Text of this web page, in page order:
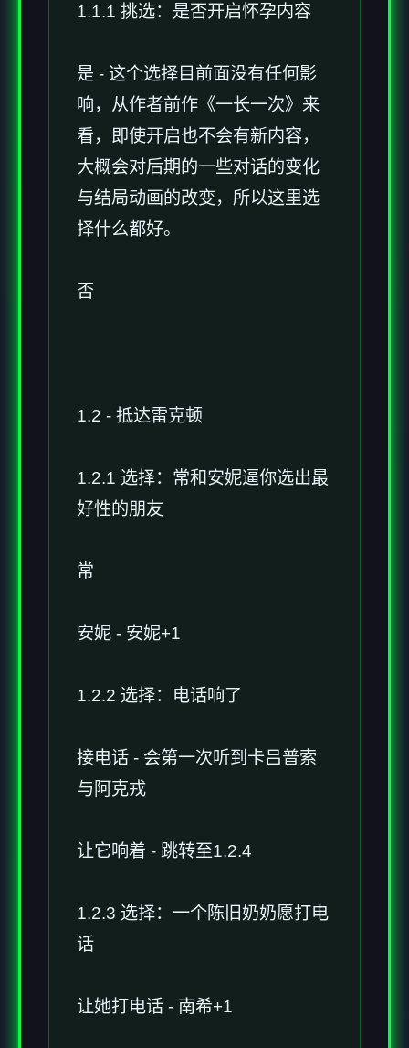
1.1.1 挑选：是否开启怀孕内容
是 - 这个选择目前面没有任何影
响，从作者前作《一长一次》来
看，即使开启也不会有新内容，
大概会对后期的一些对话的变化
与结局动画的改变，所以这里选
择什么都好。
否
1.2 - 抵达雷克顿
1.2.1 选择：常和安妮逼你选出最
好性的朋友
常
安妮 - 安妮+1
1.2.2 选择：电话响了
接电话 - 会第一次听到卡吕普索
与阿克戎
让它响着 - 跳转至1.2.4
1.2.3 选择：一个陈旧奶奶愿打电
话
让她打电话 - 南希+1